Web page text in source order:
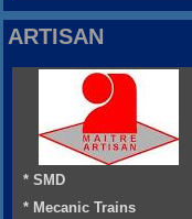
ARTISAN
* SMD
* Mecanic Trains